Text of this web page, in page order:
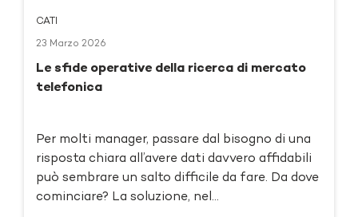
CATI
23 Marzo 2026
Le sfide operative della ricerca di mercato
telefonica
Per molti manager, passare dal bisogno di una
risposta chiara all’avere dati davvero affidabili
può sembrare un salto difficile da fare. Da dove
cominciare? La soluzione, nel...